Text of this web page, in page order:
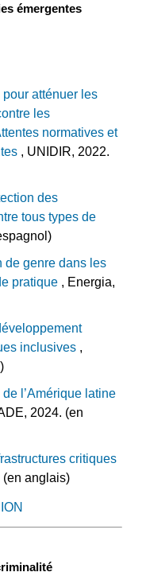
émergentes
atténuer les
les
normatives et
, UNIDIR, 2022.
des
tous types de
de genre dans les
pratique , Energia,
inclusives ,
l’Amérique latine
2024. (en
critiques
(en anglais)